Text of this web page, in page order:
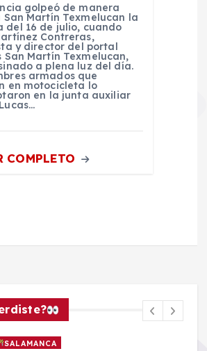
golpeó de manera
Martín Texmelucan la
del 16 de julio, cuando
Contreras,
y director del portal
San Martín Texmelucan,
a plena luz del día.
armados que
en motocicleta lo
en la junta auxiliar
COMPLETO
SALAMANCA